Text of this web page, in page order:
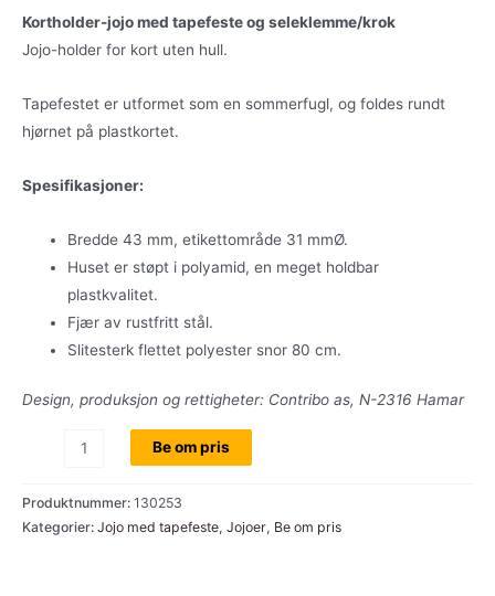
Kortholder-jojo med tapefeste og seleklemme/krok
Jojo-holder for kort uten hull.
Tapefestet er utformet som en sommerfugl, og foldes rundt
hjørnet på plastkortet.
Spesifikasjoner:
Bredde 43 mm, etikettområde 31 mmØ.
Huset er støpt i polyamid, en meget holdbar
plastkvalitet.
Fjær av rustfritt stål.
Slitesterk flettet polyester snor 80 cm.
Design, produksjon og rettigheter: Contribo as, N-2316 Hamar
3.2
jojo,
Be om pris
Produktnummer: 130253
Kategorier: Jojo med tapefeste, Jojoer, Be om pris